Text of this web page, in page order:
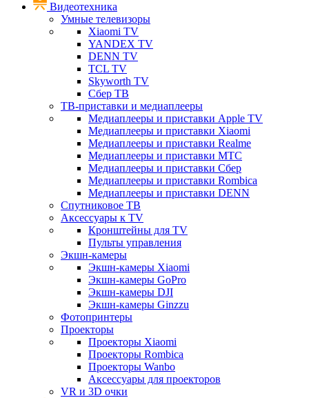
Видеотехника
Умные телевизоры
Xiaomi TV
YANDEX TV
DENN TV
TCL TV
Skyworth TV
Сбер ТВ
ТВ-приставки и медиаплееры
Медиаплееры и приставки Apple TV
Медиаплееры и приставки Xiaomi
Медиаплееры и приставки Realme
Медиаплееры и приставки МТС
Медиаплееры и приставки Сбер
Медиаплееры и приставки Rombica
Медиаплееры и приставки DENN
Спутниковое ТВ
Аксессуары к TV
Кронштейны для TV
Пульты управления
Экшн-камеры
Экшн-камеры Xiaomi
Экшн-камеры GoPro
Экшн-камеры DJI
Экшн-камеры Ginzzu
Фотопринтеры
Проекторы
Проекторы Xiaomi
Проекторы Rombica
Проекторы Wanbo
Аксессуары для проекторов
VR и 3D очки